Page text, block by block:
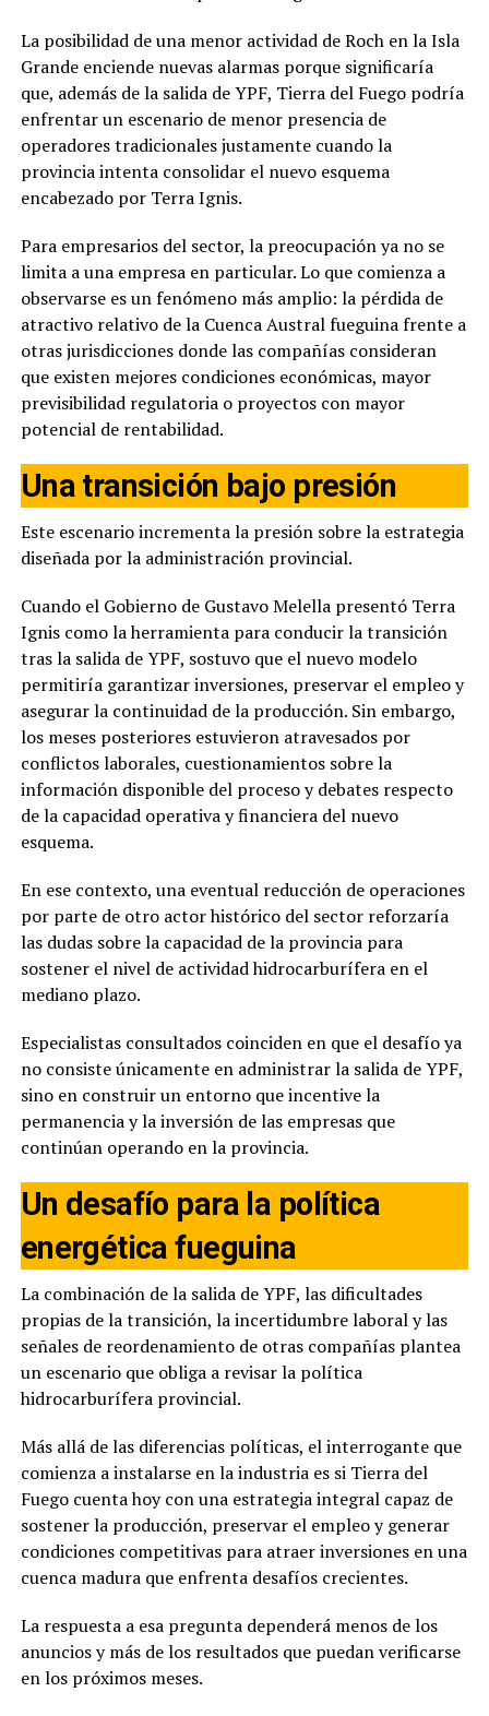
La posibilidad de una menor actividad de Roch en la Isla
Grande enciende nuevas alarmas porque significaría
que, además de la salida de YPF, Tierra del Fuego podría
enfrentar un escenario de menor presencia de
operadores tradicionales justamente cuando la
provincia intenta consolidar el nuevo esquema
encabezado por Terra Ignis.
Para empresarios del sector, la preocupación ya no se
limita a una empresa en particular. Lo que comienza a
observarse es un fenómeno más amplio: la pérdida de
atractivo relativo de la Cuenca Austral fueguina frente a
otras jurisdicciones donde las compañías consideran
que existen mejores condiciones económicas, mayor
previsibilidad regulatoria o proyectos con mayor
potencial de rentabilidad.
Una transición bajo presión
Este escenario incrementa la presión sobre la estrategia
diseñada por la administración provincial.
Cuando el Gobierno de Gustavo Melella presentó Terra
Ignis como la herramienta para conducir la transición
tras la salida de YPF, sostuvo que el nuevo modelo
permitiría garantizar inversiones, preservar el empleo y
asegurar la continuidad de la producción. Sin embargo,
los meses posteriores estuvieron atravesados por
conflictos laborales, cuestionamientos sobre la
información disponible del proceso y debates respecto
de la capacidad operativa y financiera del nuevo
esquema.
En ese contexto, una eventual reducción de operaciones
por parte de otro actor histórico del sector reforzaría
las dudas sobre la capacidad de la provincia para
sostener el nivel de actividad hidrocarburífera en el
mediano plazo.
Especialistas consultados coinciden en que el desafío ya
no consiste únicamente en administrar la salida de YPF,
sino en construir un entorno que incentive la
permanencia y la inversión de las empresas que
continúan operando en la provincia.
Un desafío para la política
energética fueguina
La combinación de la salida de YPF, las dificultades
propias de la transición, la incertidumbre laboral y las
señales de reordenamiento de otras compañías plantea
un escenario que obliga a revisar la política
hidrocarburífera provincial.
Más allá de las diferencias políticas, el interrogante que
comienza a instalarse en la industria es si Tierra del
Fuego cuenta hoy con una estrategia integral capaz de
sostener la producción, preservar el empleo y generar
condiciones competitivas para atraer inversiones en una
cuenca madura que enfrenta desafíos crecientes.
La respuesta a esa pregunta dependerá menos de los
anuncios y más de los resultados que puedan verificarse
en los próximos meses.